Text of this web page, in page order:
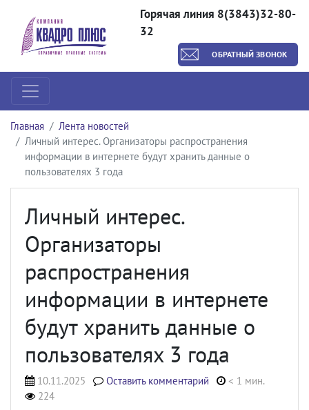
Горячая линия 8(3843)32-80-
32
ОБРАТНЫЙ ЗВОНОК
Главная
Лента новостей
Личный интерес. Организаторы распространения
информации в интернете будут хранить данные о
пользователях 3 года
Личный интерес.
Организаторы
распространения
информации в интернете
будут хранить данные о
пользователях 3 года
10.11.2025 Оставить комментарий
< 1 мин.
224